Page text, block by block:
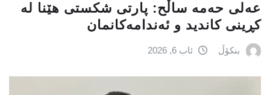
عه‌لی‌ حه‌مه‌ ساڵح: پارتی‌ شكستی‌ هێنا له‌
كڕینی‌ كاندید و ئه‌ندامه‌كانمان
بنکۆڵ ئاب 6, 2026